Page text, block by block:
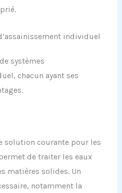
individuel
systèmes
chacun ayant ses
solution courante pour les
de traiter les eaux
matières solides. Un
notamment la